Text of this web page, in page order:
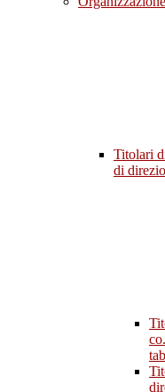
Titolari
di